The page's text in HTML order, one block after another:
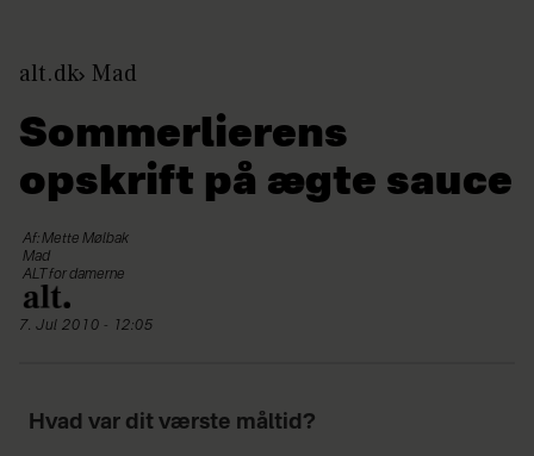
alt.dk Mad
Sommerlierens
opskrift på ægte sauce
Af: Mette Mølbak
Mad
ALT for damerne
7. Jul 2010 - 12:05
Hvad var dit værste måltid?